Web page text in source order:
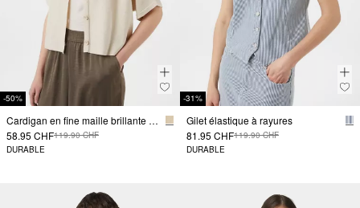
-50%
Cardigan en fine maille brillante à manches chauve-souris
58.95 CHF119.90 CHF
DURABLE
-31%
Gilet élastique à rayures
81.95 CHF119.90 CHF
DURABLE